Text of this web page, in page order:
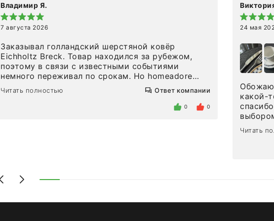
Владимир Я.
7 августа 2026
Заказывал голландский шерстяной ковёр
Eichholtz Breck. Товар находился за рубежом,
поэтому в связи с известными событиями
немного переживал по срокам. Но homeadore
привезли ровно в определенное в договоре
время, без задержеки. Отдельно хочу отметить
Выглядит в интерьере ровно так, как хотел. Ещё
раз - большая благодарность сотрудникам
Читать полностью Ответ компании
0 0
24 мая
Обожаю
какой-
Читать